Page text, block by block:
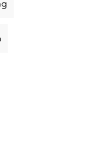
Schlüsselwort